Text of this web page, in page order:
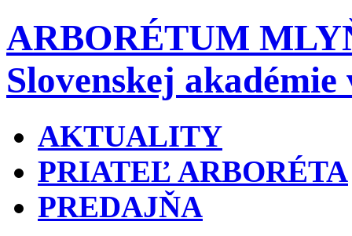
ARBORÉTUM
Slovenskej akadémie
AKTUALITY
PRIATEĽ ARBORÉTA
PREDAJŇA